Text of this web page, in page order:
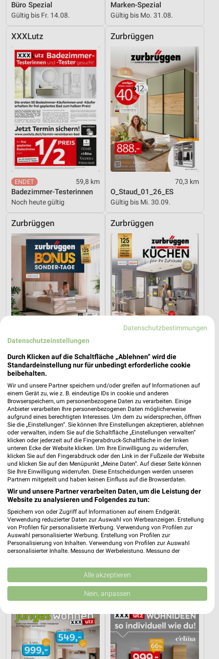
Büro Spezial
Gültig bis Fr. 14.08.
Marken-Spezial
Gültig bis Mo. 31.08.
XXXLutz
59,8 km
Badezimmer-Testerinnen
Noch heute gültig
Zurbrüggen
70,3 km
O_Staud_01_26_ES
Gültig bis Mi. 30.09.
Zurbrüggen
70,3 km
G08_26_Online_ES
Gültig bis Sa. 22.08.
Zurbrüggen
70,3 km
Gültig bis Sa. 12.09.
Zurbrüggen
70,3 km
Gäste Bad 01-2026
XXXLutz
59,8 km
Gartenmöbel-Abverkauf
Gültig bis Fr. 28.08.
XXXLutz
Datenschutzbestimmungen
Datenschutzeinstellungen
Durch Klicken auf die Schaltfläche „Ablehnen“ wird die
Standardeinstellung nur für unbedingt erforderliche cookie
beibehalten.
Wir und unsere Partner speichern und/oder greifen auf Informationen auf
einem Gerät zu, wie z. B. eindeutige IDs in cookie und anderen
Browserspeichern, um personenbezogene Daten zu verarbeiten. Einige
Anbieter verarbeiten Ihre personenbezogenen Daten möglicherweise
aufgrund eines berechtigten Interesses. Um dem zu widersprechen, öffnen
Sie die „Einstellungen“. Sie können Ihre Einstellungen akzeptieren, ablehnen
oder verwalten, indem Sie auf die Schaltfläche „Einstellungen verwalten“
klicken oder jederzeit auf die Fingerabdruck-Schaltfläche in der linken
unteren Ecke der Website klicken. Um Ihre Einwilligung zu widerrufen,
klicken Sie auf den Fingerabdruck oder den Link in der Fußzeile der Website
und klicken Sie auf den Menüpunkt „Meine Daten“. Auf dieser Seite können
Sie Ihre Einwilligung widerrufen. Diese Entscheidungen werden unseren
Partnern mitgeteilt und haben keinen Einfluss auf die Browserdaten.
Wir und unsere Partner verarbeiten Daten, um die Leistung der
Website zu analysieren und Folgendes zu tun:
Speichern von oder Zugriff auf Informationen auf einem Endgerät.
Verwendung reduzierter Daten zur Auswahl von Werbeanzeigen. Erstellung
von Profilen für personalisierte Werbung. Verwendung von Profilen zur
Auswahl personalisierter Werbung. Erstellung von Profilen zur
Personalisierung von Inhalten. Verwendung von Profilen zur Auswahl
personalisierter Inhalte. Messung der Werbeleistung. Messung der
Kombinationen von Daten aus verschiedenen Quellen. Entwicklung und
Verbesserung der Angebote. Verwendung reduzierter Daten zur Auswahl
von Inhalten.
Daten können außerhalb der Europäischen Union weitergegeben und in die
Website/App.
Partnerliste anzeigen (1 IAB-Anbieter)
Wir nutzen Ihre Daten für folgende Zwecke:
IAB-Verarbeitungszwecke:
Alle akzeptieren
Nein, anpassen